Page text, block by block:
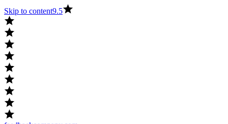
Skip to content9.5